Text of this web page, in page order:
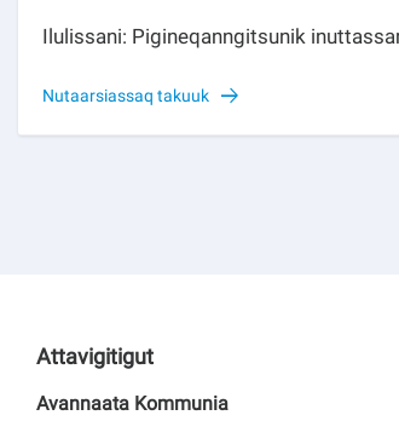
Ilulissani: Pigineqanngitsunik
Nutaarsiassaq takuuk
Attavigitigut
Avannaata Kommunia